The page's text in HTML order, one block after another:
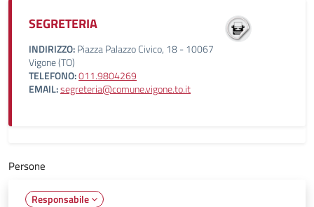
SEGRETERIA
INDIRIZZO:Piazza Palazzo Civico, 18 - 10067
Vigone (TO)
TELEFONO:011.9804269
EMAIL:segreteria@comune.vigone.to.it
Persone
Responsabile